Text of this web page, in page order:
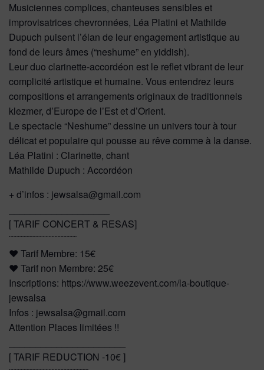
Musiciennes complices, chanteuses sensibles et
improvisatrices chevronnées, Léa Platini et Mathilde
Dupuch puisent l’élan de leur engagement artistique au
fond de leurs âmes (“neshume” en yiddish).
Leur duo clarinette-accordéon est le reflet vibrant de leur
complicité artistique et humaine. Vous entendrez leurs
compositions et arrangements originaux de traditionnels
klezmer, d’Europe de l’Est et d’Orient.
Le spectacle “Neshume” dessine un univers tour à tour
délicat et populaire qui pousse au rêve comme à la danse.
Léa Platini : Clarinette, chant
Mathilde Dupuch : Accordéon
+ d’infos : jewsalsa@gmail.com
[ TARIF CONCERT & RESAS]
¨¨¨¨¨¨¨¨¨¨¨¨¨¨¨¨¨¨¨¨¨¨¨
❤️ Tarif Membre: 15€
❤️ Tarif non Membre: 25€
Inscriptions: https://www.weezevent.com/la-boutique-
jewsalsa
Infos : jewsalsa@gmail.com
Attention Places limitées !!
[ TARIF REDUCTION -10€ ]